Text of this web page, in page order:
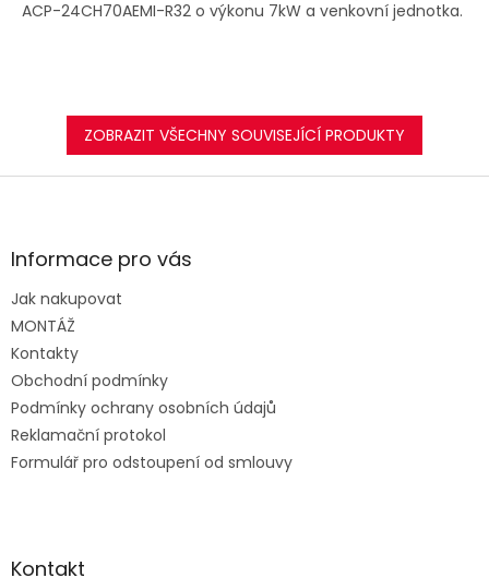
ACP-24CH70AEMI-R32 o výkonu 7kW a venkovní jednotka.
ZOBRAZIT VŠECHNY SOUVISEJÍCÍ PRODUKTY
Z
aInformace pro vás
Jak nakupovat
MONTÁŽ
Kontakty
Obchodní podmínky
Podmínky ochrany osobních údajů
Reklamační protokol
Formulář pro odstoupení od smlouvy
Kontakt